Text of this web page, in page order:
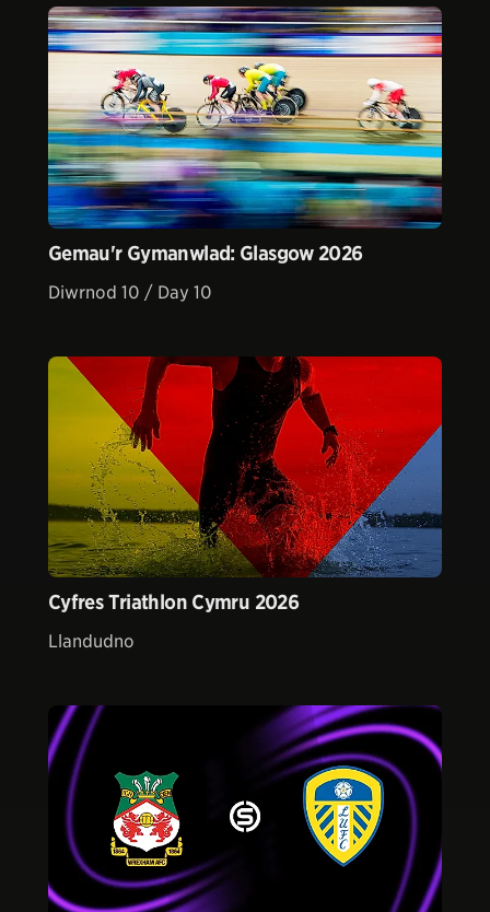
Gemau'r Gymanwlad: Glasgow 2026
Diwrnod 10 / Day 10
Cyfres Triathlon Cymru 2026
Llandudno